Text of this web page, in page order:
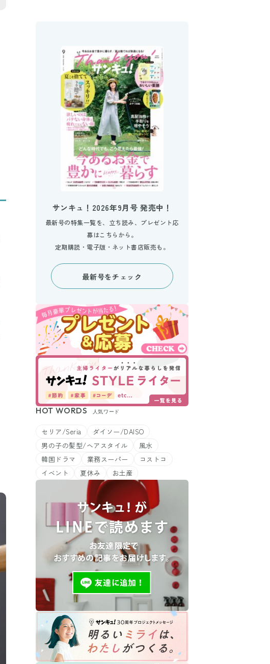
サンキュ！2026年9月号 発売中！
最新号の特集一覧を、立ち読み、プレゼント応
募はこちらから。
定期購読・電子版・ネット書店販売も。
最新号をチェック
HOT WORDS 人気ワード
セリア/Seria
ダイソー/DAISO
男の子の髪型/ヘアスタイル
風水
韓国ドラマ
業務スーパー
コストコ
イベント
夏休み お土産